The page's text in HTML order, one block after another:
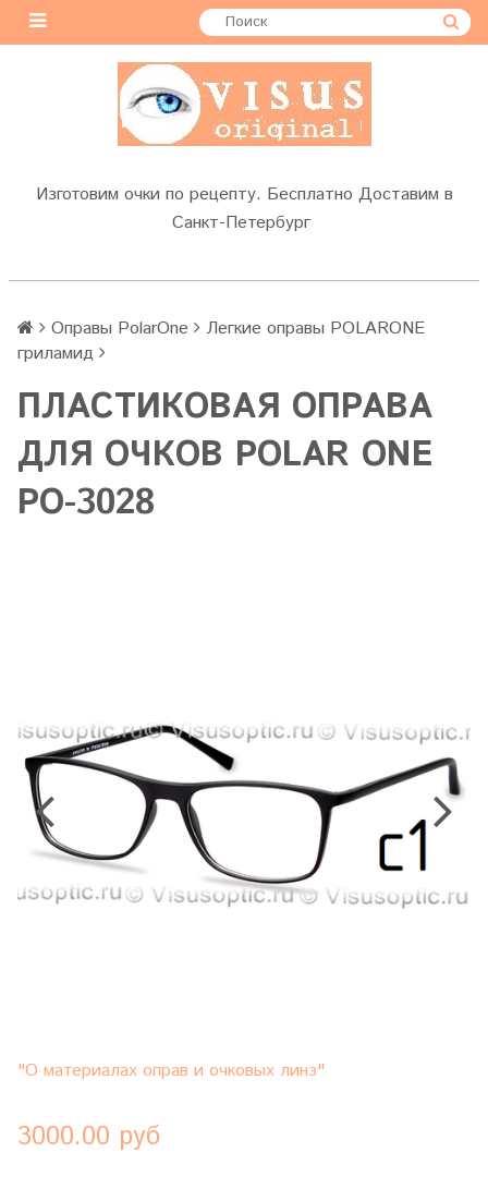
Изготовим очки по рецепту. Бесплатно Доставим в
Санкт-Петербург
Оправы PolarOne
Легкие оправы POLARONE
гриламид
ПЛАСТИКОВАЯ ОПРАВА
ДЛЯ ОЧКОВ POLAR ONE
PO-3028
"О материалах оправ и очковых линз"
3000.00 руб